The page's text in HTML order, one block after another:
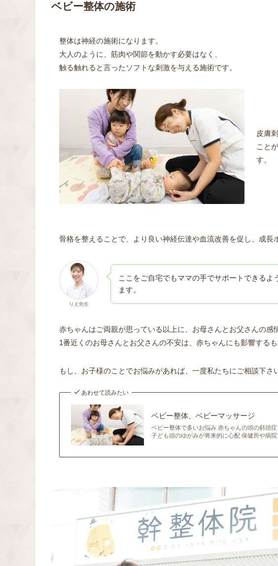
ベビー整体の施術
整体は神経の施術になります。
大人のように、筋肉や関節を動かす必要はなく、
触る触れると言ったソフトな刺激を与える施術です。
皮膚
こと
す。
骨格を整えることで、より良い神経伝達や血流改善を促し、成長
りえ先生
ここをご自宅でもママの手でサポートできるよ
ます。
赤ちゃんはご両親が思っている以上に、お母さんとお父さんの感
1番近くのお母さんとお父さんの不安は、赤ちゃんにも影響するも
もし、お子様のことでお悩みがあれば、一度私たちにご相談下さ
あわせて読みたい
ベビー整体、ベビーマッサージ
ベビー整体で多いお悩み 赤ちゃんの頭の斜頭
子ども頭のゆがみが将来的に心配 保健所や病